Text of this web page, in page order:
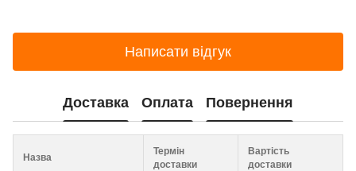
Написати відгук
Доставка Оплата Повернення
Назва
Термін
доставки
Вартість
доставки